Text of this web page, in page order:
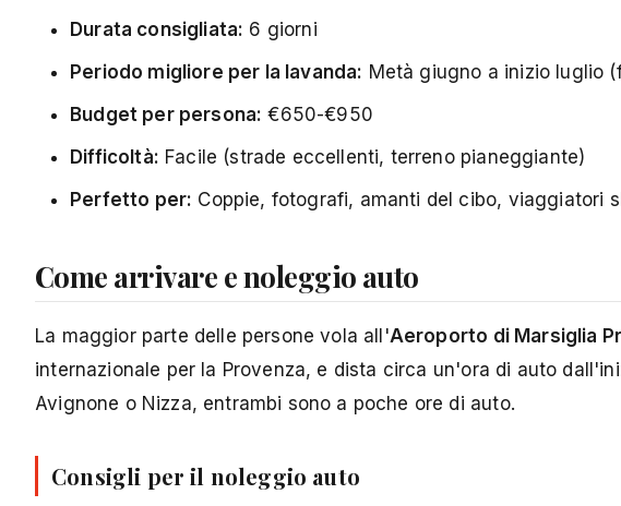
Durata consigliata: 6 giorni
Periodo migliore per la lavanda: Metà giugno a inizio luglio
Budget per persona: €650-€950
Difficoltà: Facile (strade eccellenti, terreno pianeggiante)
Perfetto per: Coppie, fotografi, amanti del cibo, viaggiatori
Come arrivare e noleggio auto
La maggior parte delle persone vola all'Aeroporto di Marsiglia
internazionale per la Provenza, e dista circa un'ora di auto
Avignone o Nizza, entrambi sono a poche ore di auto.
Consigli per il noleggio auto